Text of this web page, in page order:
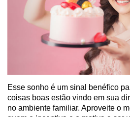
Esse sonho é um sinal benéfico
coisas boas estão vindo em sua
no ambiente familiar. Aproveite o